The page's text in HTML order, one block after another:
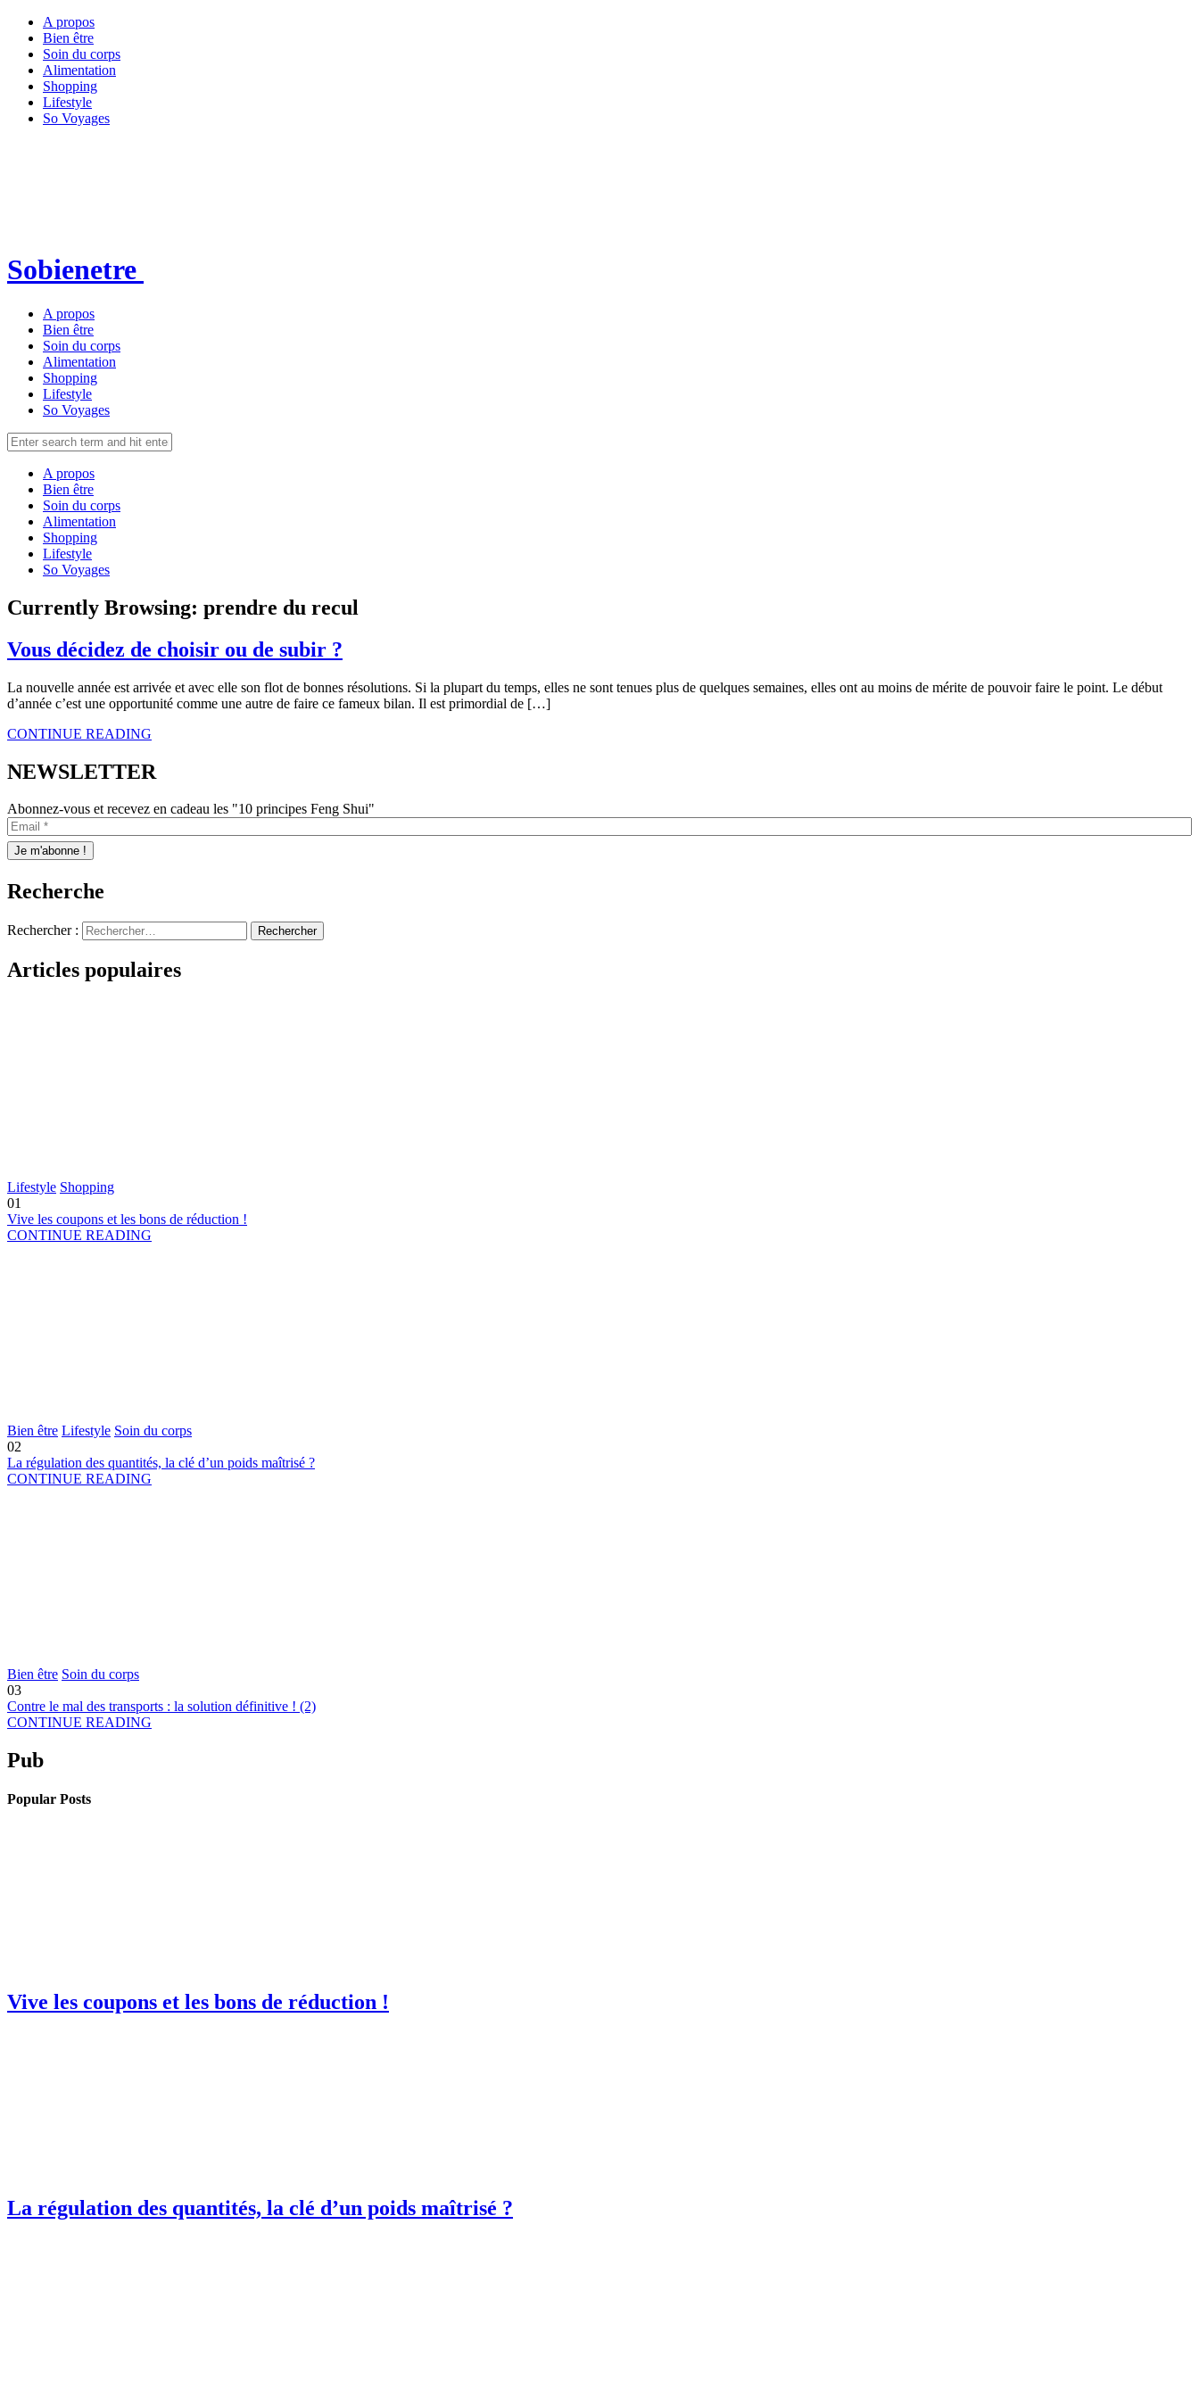
A propos
Bien être
Soin du corps
Alimentation
Shopping
Lifestyle
So Voyages
Sobienetre
A propos
Bien être
Soin du corps
Alimentation
Shopping
Lifestyle
So Voyages
A propos
Bien être
Soin du corps
Alimentation
Shopping
Lifestyle
So Voyages
Currently Browsing: prendre du recul
Vous décidez de choisir ou de subir ?
La nouvelle année est arrivée et avec elle son flot de bonnes résolutions. Si la plupart du temps, elles ne sont tenues plus de quelques semaines, elles ont au moins de mérite de pouvoir faire le point. Le début
d’année c’est une opportunité comme une autre de faire ce fameux bilan. Il est primordial de […]
CONTINUE READING
NEWSLETTER
Abonnez-vous et recevez en cadeau les "10 principes Feng Shui"
Recherche
Rechercher :
Articles populaires
Lifestyle Shopping
01
Vive les coupons et les bons de réduction !
CONTINUE READING
Bien être Lifestyle Soin du corps
02
La régulation des quantités, la clé d’un poids maîtrisé ?
CONTINUE READING
Bien être Soin du corps
03
Contre le mal des transports : la solution définitive ! (2)
CONTINUE READING
Pub
Popular Posts
Vive les coupons et les bons de réduction !
La régulation des quantités, la clé d’un poids maîtrisé ?